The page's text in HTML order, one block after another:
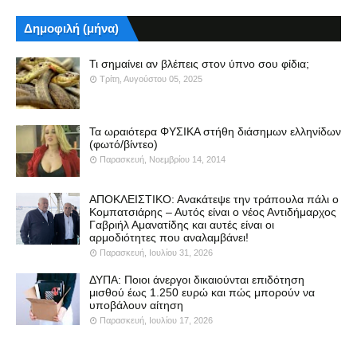
Δημοφιλή (μήνα)
Τι σημαίνει αν βλέπεις στον ύπνο σου φίδια;
Τρίτη, Αυγούστου 05, 2025
Τα ωραιότερα ΦΥΣΙΚΑ στήθη διάσημων ελληνίδων
(φωτό/βίντεο)
Παρασκευή, Νοεμβρίου 14, 2014
ΑΠΟΚΛΕΙΣΤΙΚΟ: Ανακάτεψε την τράπουλα πάλι ο
Κομπατσιάρης – Αυτός είναι ο νέος Αντιδήμαρχος
Γαβριήλ Αμανατίδης και αυτές είναι οι
αρμοδιότητες που αναλαμβάνει!
Παρασκευή, Ιουλίου 31, 2026
ΔΥΠΑ: Ποιοι άνεργοι δικαιούνται επιδότηση
μισθού έως 1.250 ευρώ και πώς μπορούν να
υποβάλουν αίτηση
Παρασκευή, Ιουλίου 17, 2026